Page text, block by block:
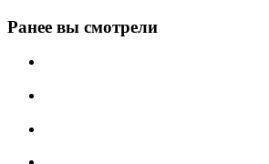
Ранее вы смотрели